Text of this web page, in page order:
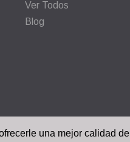
Ver Todos
Blog
una mejor calidad de